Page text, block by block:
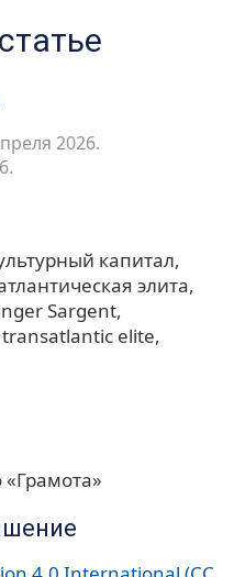
2026.
капитал
элита
Sargent
transatlantic elite